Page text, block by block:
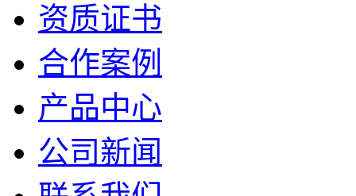
资质证书
合作案例
产品中心
公司新闻